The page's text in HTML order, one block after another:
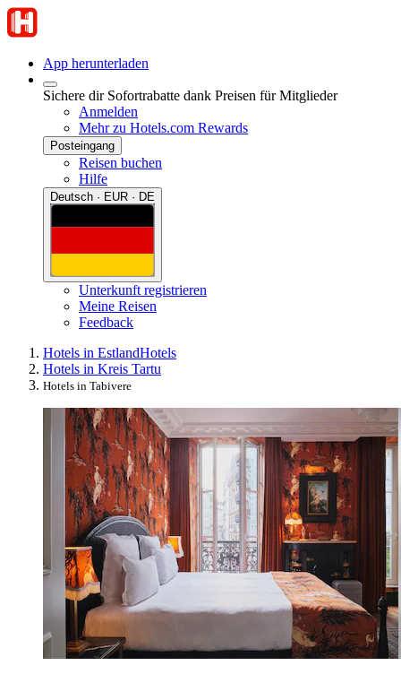
App herunterladen
Sichere dir Sofortrabatte dank Preisen für Mitglieder
Anmelden
Mehr zu Hotels.com Rewards
Posteingang
Reisen buchen
Hilfe
Deutsch · EUR · DE
Unterkunft registrieren
Meine Reisen
Feedback
Hotels in EstlandHotels
Hotels in Kreis Tartu
Hotels in Tabivere